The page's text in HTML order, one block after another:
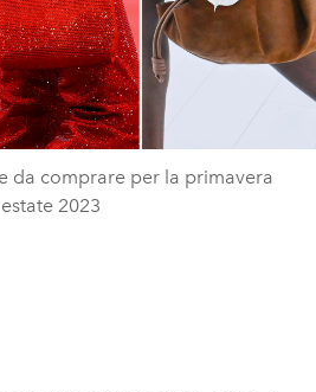
da comprare per la primavera
estate 2023